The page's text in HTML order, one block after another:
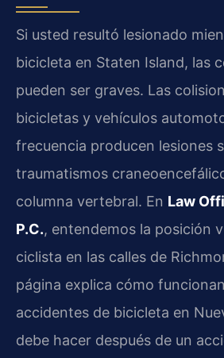
Si usted resultó lesionado
bicicleta en Staten Island, las
pueden ser graves. Las
bicicletas y vehículos
frecuencia producen lesiones
traumatismos
columna vertebral. En Law
P.C., entendemos la posición
ciclista en las calles de
página explica cómo
accidentes de bicicleta en
debe hacer después de un